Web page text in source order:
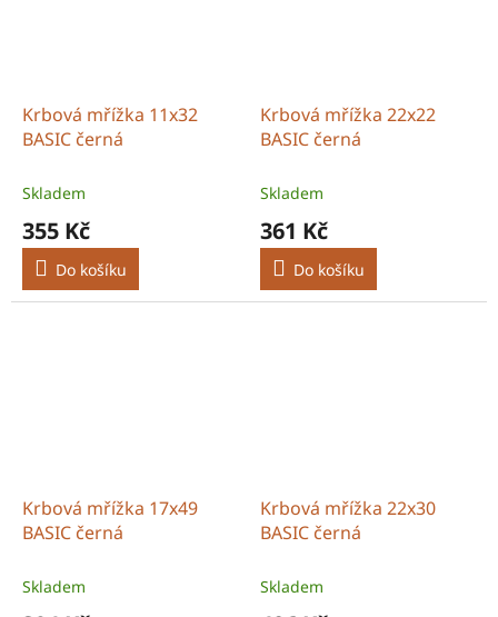
Krbová mřížka 11x32
BASIC černá
Skladem
355 Kč
Do košíku
Krbová mřížka 22x22
BASIC černá
Skladem
361 Kč
Do košíku
Krbová mřížka 17x49
BASIC černá
Skladem
Krbová mřížka 22x30
BASIC černá
Skladem